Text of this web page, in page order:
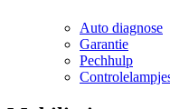
Auto diagnose
Garantie
Pechhulp